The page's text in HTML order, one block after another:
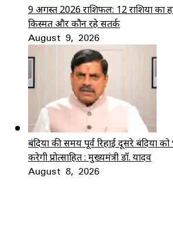
9 अगस्त 2026 राशिफल: 12 राशियों का
किस्मत और कौन रहे सतर्क
August 9, 2026
बंदियों की समय पूर्व रिहाई दूसरे बंदियों
करेगी प्रोत्साहित : मुख्यमंत्री डॉ. यादव
August 8, 2026